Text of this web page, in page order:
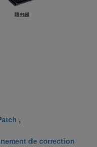
,
de correction